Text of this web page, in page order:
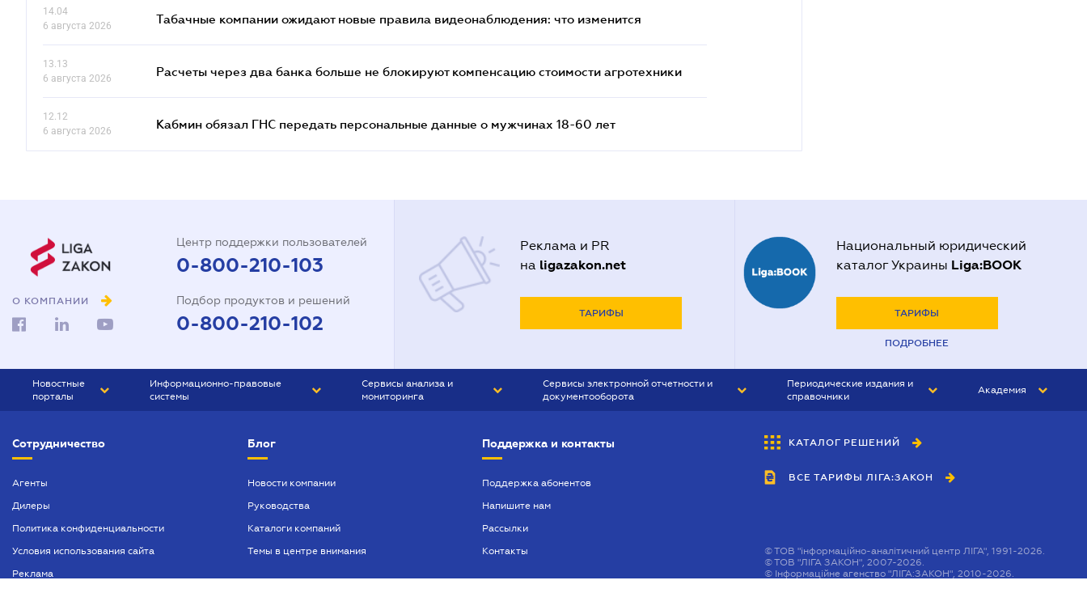
14.04
6 августа 2026
Табачные компании ожидают новые правила видеонаблюдения: что изменится
13.13
6 августа 2026
Расчеты через два банка больше не блокируют компенсацию стоимости агротехники
12.12
6 августа 2026
Кабмин обязал ГНС передать персональные данные о мужчинах 18-60 лет
О КОМПАНИИ
Центр поддержки пользователей
0-800-210-103
Подбор продуктов и решений
0-800-210-102
Реклама и PR
на ligazakon.net
ТАРИФЫ
Национальный юридический
каталог Украины Liga:BOOK
ТАРИФЫ
ПОДРОБНЕЕ
Новостные
порталы
БИЗНЕС
Информационно-правовые
системы
БУХГАЛТЕР ПРОФ
ЮРИСТ ПРОФ
Сервисы анализа и
мониторинга
Сервисы электронной отчетности и
документооборота
Периодические издания и
справочники
БУХГАЛТЕР&ЗАКОН
ВЕСТНИК МСФО
Академия
Сотрудничество
Агенты
Дилеры
Политика конфиденциальности
Условия использования сайта
Реклама
Блог
Новости компании
Руководства
Каталоги компаний
Темы в центре внимания
Поддержка и контакты
Поддержка абонентов
Напишите нам
Рассылки
Контакты
КАТАЛОГ РЕШЕНИЙ
ВСЕ ТАРИФЫ ЛІГА:ЗАКОН
©ТОВ "інформаційно-аналітичний центр ЛІГА", 1991-2026.
©ТОВ "ЛІГА ЗАКОН", 2007-2026.
© Інформаційне агенство "ЛІГА:ЗАКОН", 2010-2026.